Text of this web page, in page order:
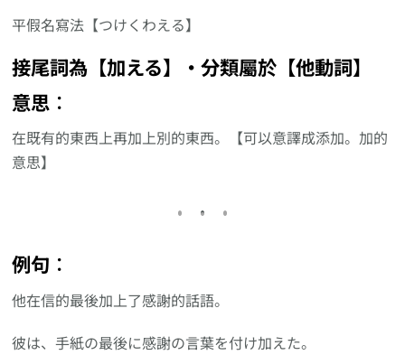
平假名寫法【つけくわえる】
接尾詞為【加える】‧分類屬於【他動詞】
意思︰
在既有的東西上再加上別的東西。【可以意譯成添加。加的
意思】
例句︰
他在信的最後加上了感謝的話語。
彼は、手紙の最後に感謝の言葉を付け加えた。